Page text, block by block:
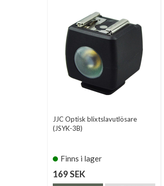
JJC Optisk blixtslavutlösare
(JSYK-3B)
Finns i lager
169 SEK